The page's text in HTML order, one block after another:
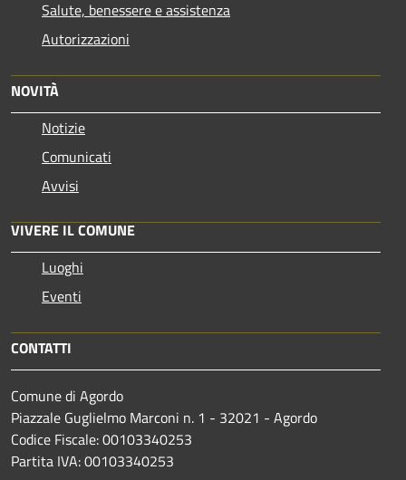
Salute, benessere e assistenza
Autorizzazioni
NOVITÀ
Notizie
Comunicati
Avvisi
VIVERE IL COMUNE
Luoghi
Eventi
CONTATTI
Comune di Agordo
Piazzale Guglielmo Marconi n. 1 - 32021 - Agordo
Codice Fiscale: 00103340253
Partita IVA: 00103340253